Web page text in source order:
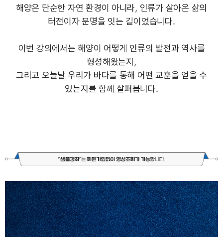
해양은 단순한 자연 환경이 아니라, 인류가 살아온 삶의
터전이자 문명을 잇는 길이었습니다.
이번 강의에서는 해양이 어떻게 인류의 발전과 역사를
형성해왔는지,
그리고 오늘날 우리가 바다를 통해 어떤 교훈을 얻을 수
있는지를 함께 살펴봅니다.